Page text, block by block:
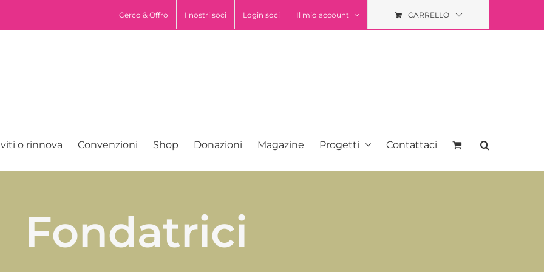
Cerco & Offro I nostri soci Login soci Il mio account CARRELLO
o rinnova Convenzioni Shop Donazioni Magazine Progetti Contattaci
Fondatrici